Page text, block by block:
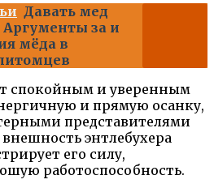
Давать мед
Аргументы за и
мёда в
спокойным и уверенным
и прямую осанку,
представителями
энтлебухера
его силу,
работоспособность.